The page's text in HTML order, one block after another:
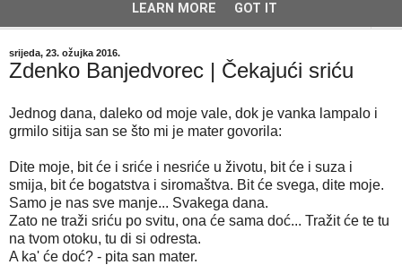
srijeda, 23. ožujka 2016.
Zdenko Banjedvorec | Čekajući sriću
Jednog dana, daleko od moje vale, dok je vanka lampalo i
grmilo sitija san se što mi je mater govorila:
Dite moje, bit će i sriće i nesriće u životu, bit će i suza i
smija, bit će bogatstva i siromaštva. Bit će svega, dite moje.
Samo je nas sve manje... Svakega dana.
Zato ne traži sriću po svitu, ona će sama doć... Tražit će te tu
na tvom otoku, tu di si odresta.
A ka' će doć? - pita san mater.
LEARN MORE GOT IT